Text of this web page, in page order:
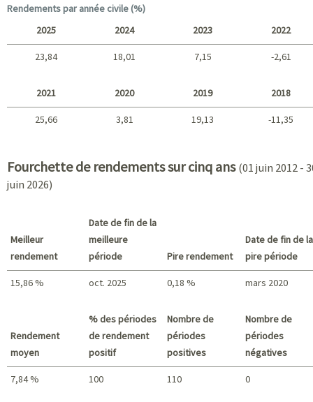
Long terme
Rendements par année civile (%)
2025 2024 2023 2022
23,84 18,01 7,15 -2,61
2021 2020 2019 2018
25,66 3,81 19,13 -11,35
Fourchette de rendements sur cinq ans (01 juin 2012 -
juin 2026)
Meilleur
rendement
Date de fin de la
meilleure
période
Pire rendement
Date de fin de la
pire période
15,86 % oct. 2025 0,18 % mars 2020
Rendement
moyen
% des périodes
de rendement
positif
Nombre de
périodes
positives
Nombre de
périodes
négatives
7,84 % 100 110 0